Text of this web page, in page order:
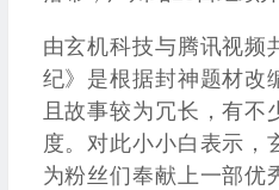
由玄机科技与腾讯视频
纪》是根据封神题材改
且故事较为冗长，有
度。对此小小白表示，
为粉丝们奉献上一部优